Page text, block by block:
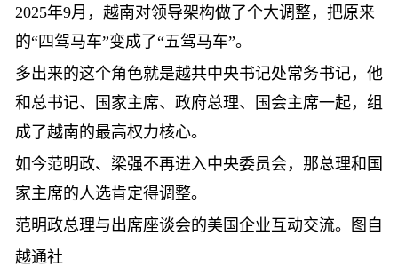
2025年9月，越南对领导架构做了个大调整，把原来
的“四驾马车”变成了“五驾马车”。
多出来的这个角色就是越共中央书记处常务书记，他
和总书记、国家主席、政府总理、国会主席一起，组
成了越南的最高权力核心。
如今范明政、梁强不再进入中央委员会，那总理和国
家主席的人选肯定得调整。
范明政总理与出席座谈会的美国企业互动交流。图自
越通社